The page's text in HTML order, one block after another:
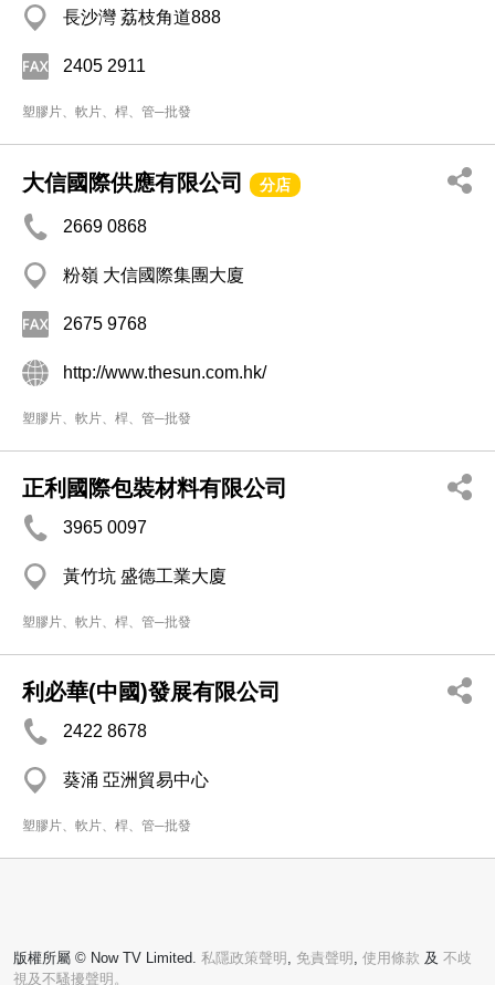
長沙灣 荔枝角道888
2405 2911
塑膠片、軟片、桿、管─批發
大信國際供應有限公司 分店
2669 0868
粉嶺 大信國際集團大廈
2675 9768
http://www.thesun.com.hk/
塑膠片、軟片、桿、管─批發
正利國際包裝材料有限公司
3965 0097
黃竹坑 盛德工業大廈
塑膠片、軟片、桿、管─批發
利必華(中國)發展有限公司
2422 8678
葵涌 亞洲貿易中心
塑膠片、軟片、桿、管─批發
版權所屬 © Now TV Limited. 私隱政策聲明 , 免責聲明 , 使用條款 及 不歧
視及不騷擾聲明。